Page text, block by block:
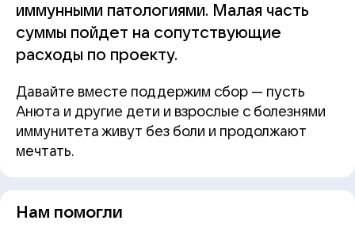
иммунными патологиями. Малая часть
суммы пойдет на сопутствующие
расходы по проекту.
Давайте вместе поддержим сбор — пусть
Анюта и другие дети и взрослые с болезнями
иммунитета живут без боли и продолжают
мечтать.
Нам помогли